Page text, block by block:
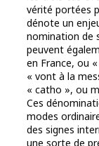
vérité portées
dénote un
nomination de
peuvent
en France, ou
« vont à la
« catho », ou
Ces
modes
des signes
une sorte de